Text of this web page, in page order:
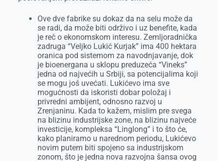
Ove dve fabrike su dokaz da na selu može da
se radi, da može biti održivo i uz benefite, kada
je reč o ekonomskom interesu. Zemljoradnička
zadruga “Veljko Lukić Kurjak” ima 400 hektara
oranica pod sistemom za navodnjavanje, dok
je bioenergana u sklopu preduzeća “Vineks”
jedna od najvećih u Srbiji, sa potencijalima koji
se mogu još uvećati. Lukićevo ima sve
mogućnosti da iskoristi dobar položaj i
privredni ambijent, odnosno razvoj u
Zrenjaninu. Kada to kažem, mislim pre svega
na blizinu industrijske zone, na blizinu najveće
investicije, kompleksa “Linglong” i to što će,
kako planiramo u narednom periodu, Lukićevo
novim putem biti spojeno sa industrijskom
zonom, što je jedna nova razvojna šansa ovog